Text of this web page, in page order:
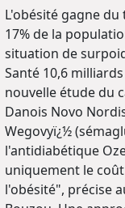
L'obésité gagne
17% de la
situation de
Santé 10,6
nouvelle étude du
Danois Novo
Wegovyï¿½
l'antidiabétique
uniquement le
l'obésité", précise